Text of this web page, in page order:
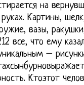
на
Картины,
вазы,
все, что ему
–
Ктоэтот